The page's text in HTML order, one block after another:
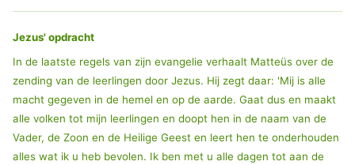
Jezus' opdracht
In de laatste regels van zijn evangelie verhaalt Matteüs over de
zending van de leerlingen door Jezus. Hij zegt daar: 'Mij is alle
macht gegeven in de hemel en op de aarde. Gaat dus en maakt
alle volken tot mijn leerlingen en doopt hen in de naam van de
Vader, de Zoon en de Heilige Geest en leert hen te onderhouden
alles wat ik u heb bevolen. Ik ben met u alle dagen tot aan de